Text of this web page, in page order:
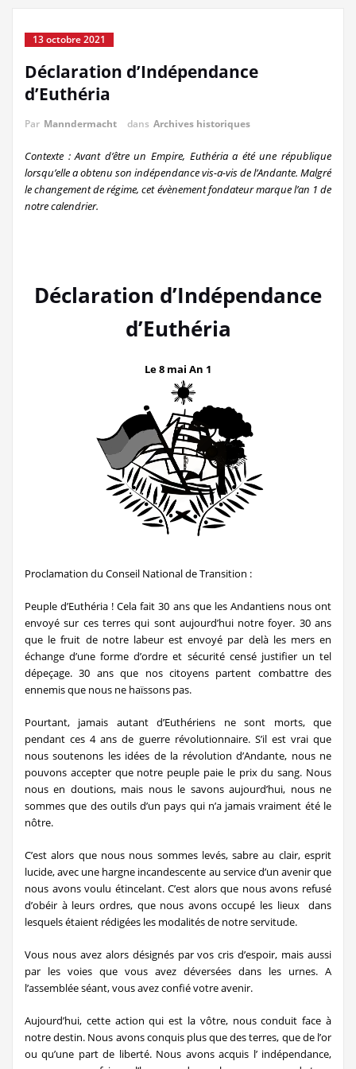
13 octobre 2021
Déclaration d’Indépendance
d’Euthéria
Par Manndermacht dans Archives historiques
Contexte : Avant d’être un Empire, Euthéria a été une république
lorsqu’elle a obtenu son indépendance vis-a-vis de l’Andante. Malgré
le changement de régime, cet évènement fondateur marque l’an 1 de
notre calendrier.
Déclaration d’Indépendance
d’Euthéria
Le 8 mai An 1
Proclamation du Conseil National de Transition :
Peuple d’Euthéria ! Cela fait 30 ans que les Andantiens nous ont
envoyé sur ces terres qui sont aujourd’hui notre foyer. 30 ans
que le fruit de notre labeur est envoyé par delà les mers en
échange d’une forme d’ordre et sécurité censé justifier un tel
dépeçage. 30 ans que nos citoyens partent combattre des
ennemis que nous ne haïssons pas.
Pourtant, jamais autant d’Euthériens ne sont morts, que
pendant ces 4 ans de guerre révolutionnaire. S’il est vrai que
nous soutenons les idées de la révolution d’Andante, nous ne
pouvons accepter que notre peuple paie le prix du sang. Nous
nous en doutions, mais nous le savons aujourd’hui, nous ne
sommes que des outils d’un pays qui n’a jamais vraiment été le
nôtre.
C’est alors que nous nous sommes levés, sabre au clair, esprit
lucide, avec une hargne incandescente au service d’un avenir que
nous avons voulu étincelant. C’est alors que nous avons refusé
d’obéir à leurs ordres, que nous avons occupé les lieux dans
lesquels étaient rédigées les modalités de notre servitude.
Vous nous avez alors désignés par vos cris d’espoir, mais aussi
par les voies que vous avez déversées dans les urnes. A
l’assemblée séant, vous avez confié votre avenir.
Aujourd’hui, cette action qui est la vôtre, nous conduit face à
notre destin. Nous avons conquis plus que des terres, que de l’or
ou qu’une part de liberté. Nous avons acquis l’ indépendance,